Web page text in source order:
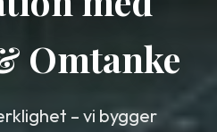
Omtanke
– vi bygger